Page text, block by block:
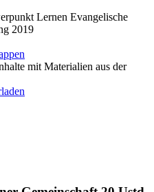
Lernen Evangelische
2019
mit Materialien aus der